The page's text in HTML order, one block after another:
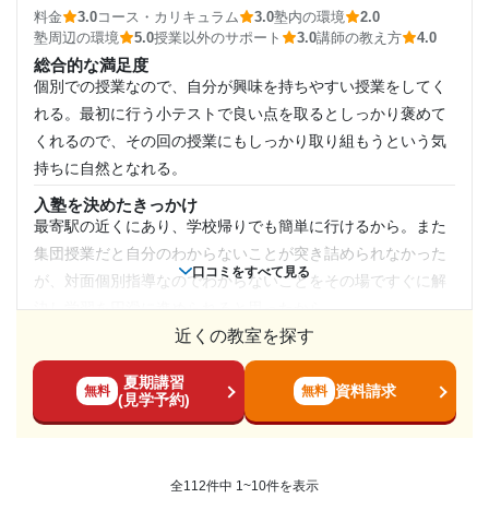
第三志望校：
進学個別指導塾TOMAS（トーマス） 南大沢校の口コミをもっと見る
目的の達成度
達成
目的の達成理由
くてはいけないかを、わかりやすくリードしてくれた
志望校と合格状況
第一志望校：合格
がっていないため、継続して通っている。公開模試などでど
の程度学力が身についているのか確認できれば、また評価も
変わるのではないかと思っている。
塾内の環境
設備は綺麗なほうだと思うが、時々黒板周りが汚いままのこ
とがあるのが気になる。子供は気にならないようなので良い
塾周辺の環境
駅から近いので通いやすいと感じている。繁華街が近いので
子供だけで通わせるのは不安に感じる。
時々面談があるのでサポートがあるけれども、宿題の量につ
いて伝えても忘れていたりするのであまり信用できないと感
じることがある。
利用詳細
口コミをすべて見る
料金 3.0コース・カリキュラム 3.0塾内の環境
2.0
塾周辺の環境
5.0授業以外のサポート 3.0講師の教え方 4.0
総合的な満足度
個別での授業なので、自分が興味を持ちやすい授業をしてく
れる。最初に行う小テストで良い点を取るとしっかり褒めて
くれるので、その回の授業にもしっかり取り組もうという気
持ちに自然となれる。
入塾を決めたきっかけ
最寄駅の近くにあり、学校帰りでも簡単に行けるから。また
集団授業だと自分のわからないことが突き詰められなかった
が、対面個別指導なのでわからないことをその場ですぐに解
どちらとも言えない
個別授業にしては高くないと思うが、長期間通うことを考え
対面で自分のやりたい範囲を自分のペースでできる授業とい
近くの教室を探す
無料
夏期講習
(見学予約)
無料 資料請求
全112件中 1~10件を表示